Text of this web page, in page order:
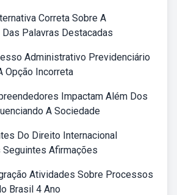
Correta Sobre A
Palavras Destacadas
Administrativo Previdenciário
Opção Incorreta
Impactam Além Dos
A Sociedade
Do Direito Internacional
Afirmações
Atividades Sobre Processos
Brasil 4 Ano